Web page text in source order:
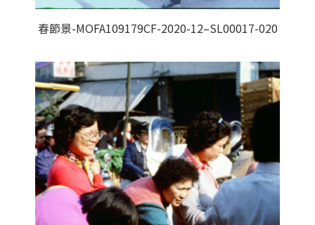
春節景-MOFA109179CF-2020-12–SL00017-020